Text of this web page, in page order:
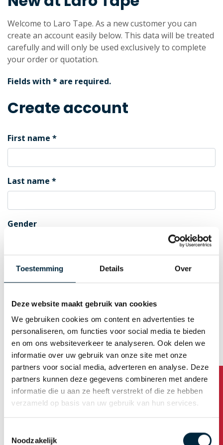
Toestemming Details Over
Deze website maakt gebruik van cookies
We gebruiken cookies om content en advertenties te
personaliseren, om functies voor social media te bieden
en om ons websiteverkeer te analyseren. Ook delen we
informatie over uw gebruik van onze site met onze
partners voor social media, adverteren en analyse. Deze
partners kunnen deze gegevens combineren met andere
informatie die u aan ze heeft verstrekt of die ze hebben
verzameld op basis van uw gebruik van hun services.
Noodzakelijk
Welcome to Laro Tape. As a new customer you can
create an account easily below. This data will be treated
carefully and will only be used exclusively to complete
your order or quotation.
Fields with * are required.
Create account
First name
Last name
Gender
E-mail (Username)
Generate password automatically
Business address
Company name